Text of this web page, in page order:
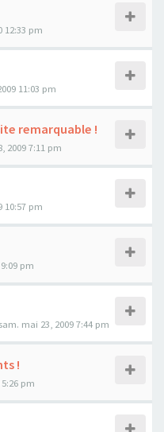
12:33 pm
11:03 pm
remarquable !
2009 7:11 pm
10:57 pm
pm
mai 23, 2009 7:44 pm
!
pm